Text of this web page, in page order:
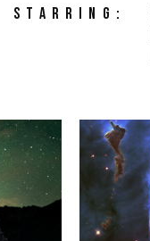
STARRING: